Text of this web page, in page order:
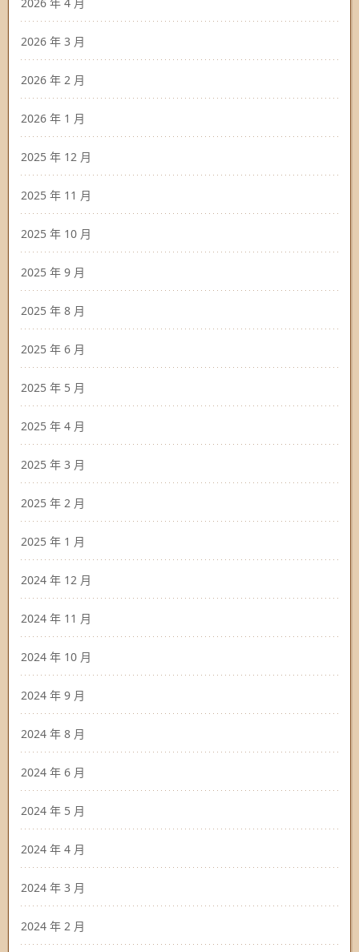
2026 年 3 月
2026 年 2 月
2026 年 1 月
2025 年 12 月
2025 年 11 月
2025 年 10 月
2025 年 9 月
2025 年 8 月
2025 年 6 月
2025 年 5 月
2025 年 4 月
2025 年 3 月
2025 年 2 月
2025 年 1 月
2024 年 12 月
2024 年 11 月
2024 年 10 月
2024 年 9 月
2024 年 8 月
2024 年 6 月
2024 年 5 月
2024 年 4 月
2024 年 3 月
2024 年 2 月